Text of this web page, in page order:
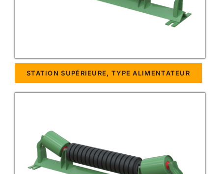
STATION SUPÉRIEURE, TYPE ALIMENTATEUR